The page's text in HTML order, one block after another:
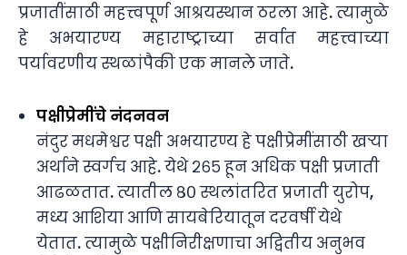
प्रजातींसाठी महत्त्वपूर्ण आश्रयस्थान ठरला आहे. त्यामुळे
हे अभयारण्य महाराष्ट्राच्या सर्वात महत्त्वाच्या
पर्यावरणीय स्थळांपैकी एक मानले जाते.
पक्षीप्रेमींचे नंदनवन
नंदुर मधमेश्वर पक्षी अभयारण्य हे पक्षीप्रेमींसाठी खऱ्या
अर्थाने स्वर्गच आहे. येथे २६५ हून अधिक पक्षी प्रजाती
आढळतात. त्यातील ८० स्थलांतरित प्रजाती युरोप,
मध्य आशिया आणि सायबेरियातून दरवर्षी येथे
येतात. त्यामुळे पक्षीनिरीक्षणाचा अद्वितीय अनुभव